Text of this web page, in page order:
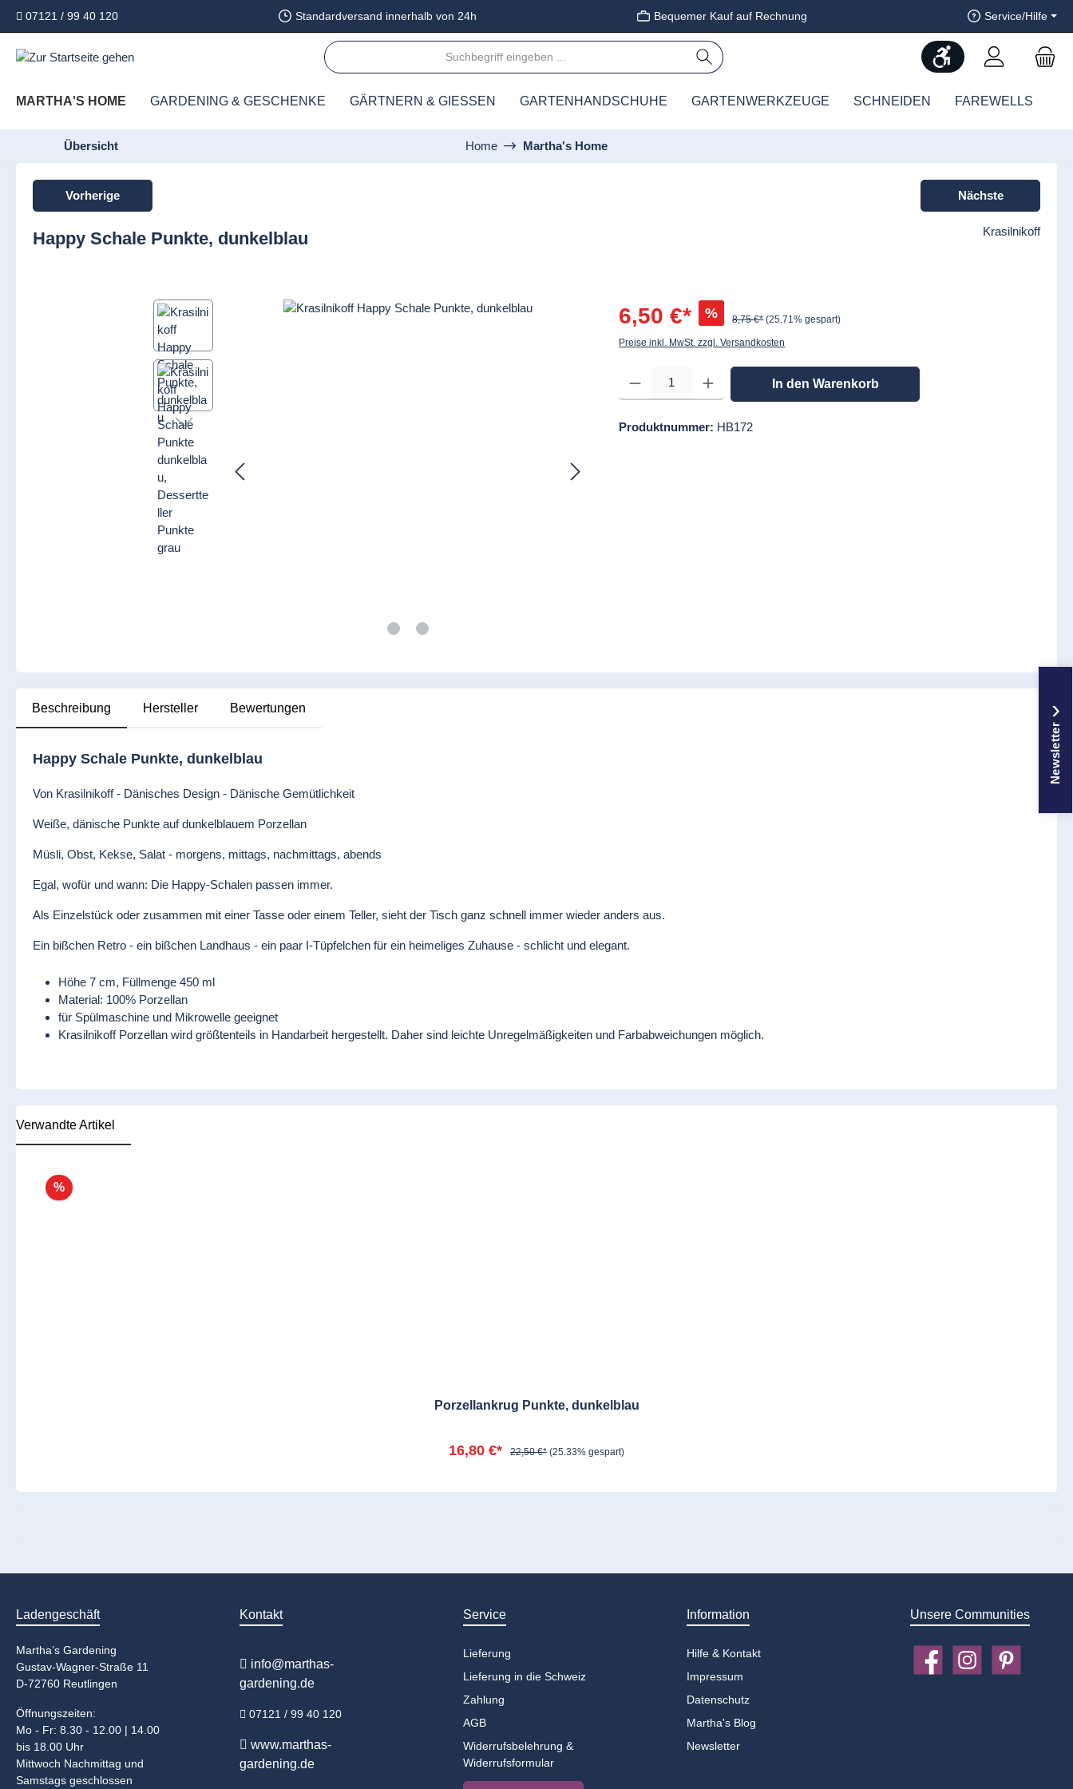
Zur Hauptnavigation springen
07121 / 99 40 120 Standardversand innerhalb von 24h Bequemer Kauf auf Rechnung Service/Hilfe
Werkzeugleiste
MARTHA'S HOME GARDENING & GESCHENKE GÄRTNERN & GIESSEN GARTENHANDSCHUHE GARTENWERKZEUGE SCHNEIDEN FAREWELLS
Übersicht Home Martha's Home
Vorherige Nächste
Happy Schale Punkte, dunkelblau Krasilnikoff
Bildergalerie überspringen 6,50 €* % 8,75 €* (25.71% gespart)
Preise inkl. MwSt. zzgl. Versandkosten
Produkt Anzahl: Gib den gewünschten Wert ein oder benutze die Schaltflächen um die Anzahl zu
In den Warenkorb
Produktnummer: HB172
Beschreibung Hersteller Bewertungen
Happy Schale Punkte, dunkelblau
Von Krasilnikoff - Dänisches Design - Dänische Gemütlichkeit
Weiße, dänische Punkte auf dunkelblauem Porzellan
Müsli, Obst, Kekse, Salat - morgens, mittags, nachmittags, abends
Egal, wofür und wann: Die Happy-Schalen passen immer.
Als Einzelstück oder zusammen mit einer Tasse oder einem Teller, sieht der Tisch ganz schnell immer wieder anders aus.
Ein bißchen Retro - ein bißchen Landhaus - ein paar I-Tüpfelchen für ein heimeliges Zuhause - schlicht und elegant.
Höhe 7 cm, Füllmenge 450 ml
Material: 100% Porzellan
für Spülmaschine und Mikrowelle geeignet
Krasilnikoff Porzellan wird größtenteils in Handarbeit hergestellt. Daher sind leichte Unregelmäßigkeiten und Farbabweichungen möglich.
Verwandte Artikel
%
Porzellankrug Punkte, dunkelblau
16,80 €* 22,50 €* (25.33% gespart)
Ladengeschäft
Martha’s Gardening
Gustav-Wagner-Straße 11
D-72760 Reutlingen
Öffnungszeiten:
Mo - Fr: 8.30 - 12.00 | 14.00
bis 18.00 Uhr
Mittwoch Nachmittag und
Samstags geschlossen
Service
Lieferung
Lieferung in die Schweiz
Zahlung
AGB
Widerrufsbelehrung &
Widerrufsformular
Information
Hilfe & Kontakt
Impressum
Datenschutz
Martha's Blog
Newsletter
Kontakt
info@marthas-
gardening.de
07121 / 99 40 120
www.marthas-
gardening.de
Unsere Communities
FacebookInstagramPinterest
›
Newsletter